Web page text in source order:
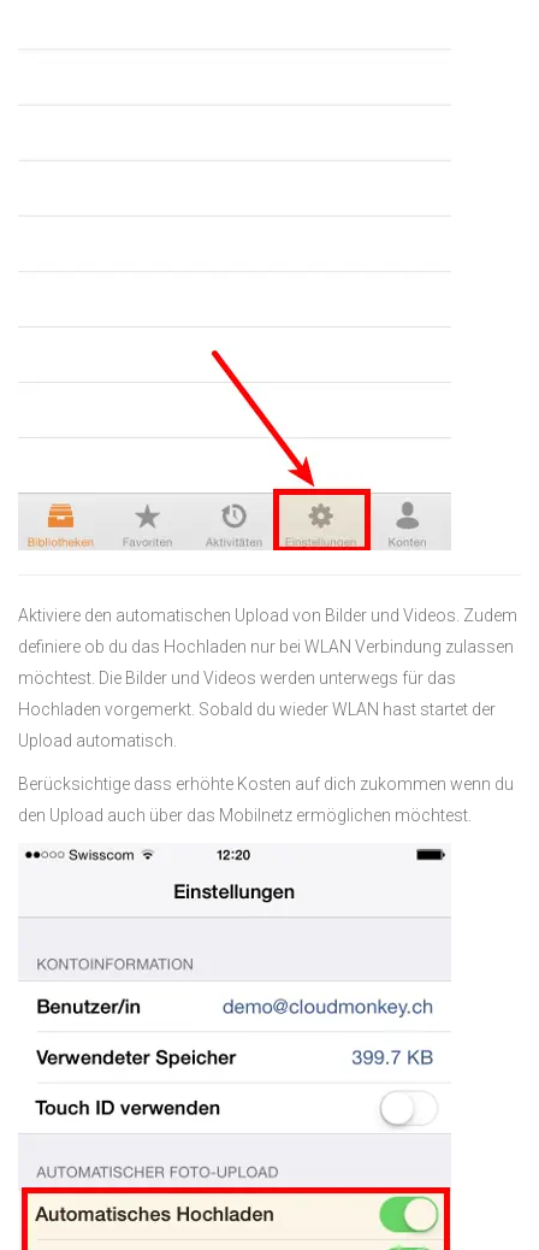
Aktiviere den automatischen Upload von Bilder und Videos. Zudem
definiere ob du das Hochladen nur bei WLAN Verbindung zulassen
möchtest. Die Bilder und Videos werden unterwegs für das
Hochladen vorgemerkt. Sobald du wieder WLAN hast startet der
Upload automatisch.
Berücksichtige dass erhöhte Kosten auf dich zukommen wenn du
den Upload auch über das Mobilnetz ermöglichen möchtest.